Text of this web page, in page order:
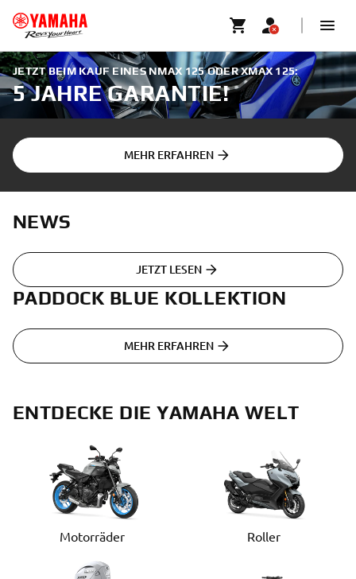
JETZT BEIM KAUF EINES NMAX 125 ODER XMAX 125:
5 JAHRE GARANTIE!
MEHR ERFAHREN
NEWS
JETZT LESEN
PADDOCK BLUE KOLLEKTION
MEHR ERFAHREN
ENTDECKE DIE YAMAHA WELT
Motorräder Roller